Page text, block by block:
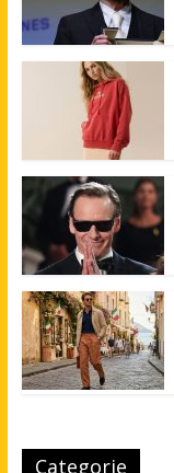
Categorie